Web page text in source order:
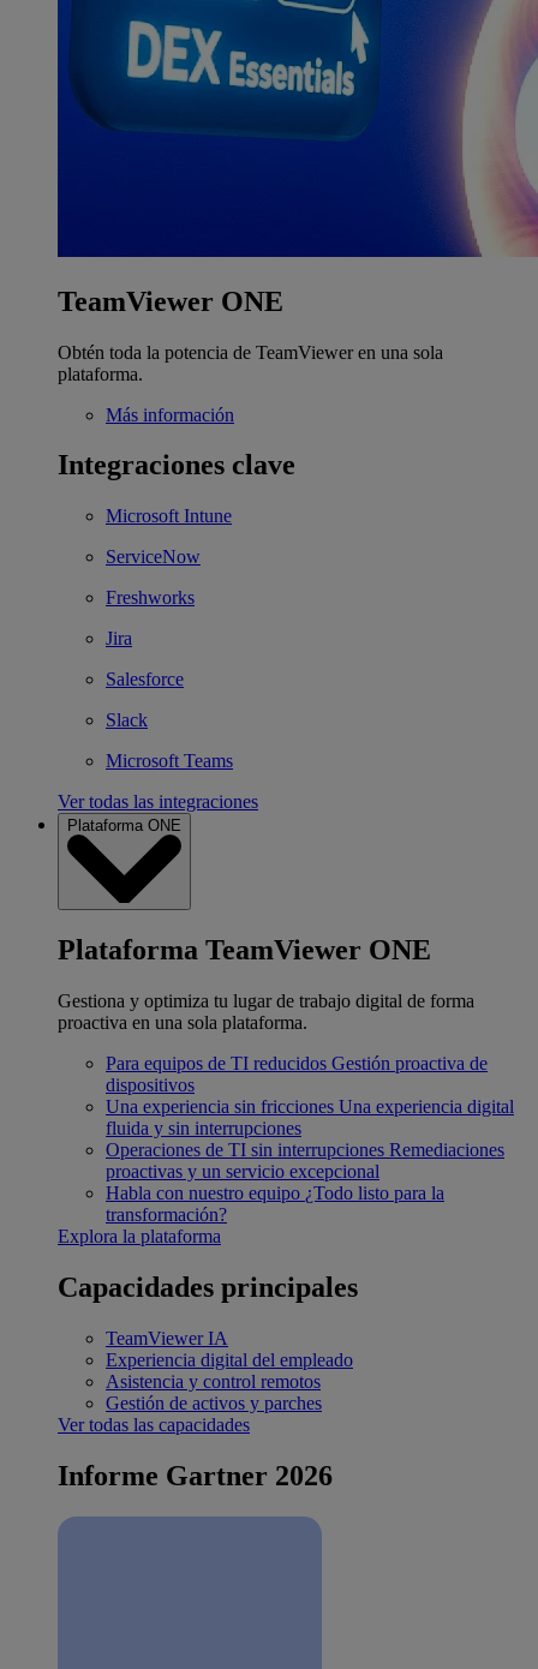
TeamViewer ONE
Obtén toda la potencia de TeamViewer en una sola
plataforma.
Más información
Integraciones clave
Microsoft Intune
ServiceNow
Freshworks
Jira
Salesforce
Slack
Microsoft Teams
Ver todas las integraciones
Plataforma ONE
Plataforma TeamViewer ONE
Gestiona y optimiza tu lugar de trabajo digital de forma
proactiva en una sola plataforma.
Para equipos de TI reducidos Gestión proactiva de
dispositivos
Una experiencia sin fricciones Una experiencia digital
fluida y sin interrupciones
Operaciones de TI sin interrupciones Remediaciones
proactivas y un servicio excepcional
Habla con nuestro equipo ¿Todo listo para la
transformación?
Explora la plataforma
Capacidades principales
TeamViewer IA
Experiencia digital del empleado
Asistencia y control remotos
Gestión de activos y parches
Ver todas las capacidades
Informe Gartner 2026